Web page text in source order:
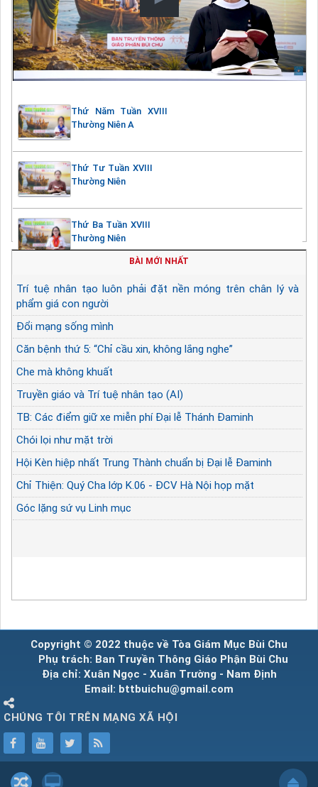
Thứ Năm Tuần XVIII
Thường Niên A
Thứ Tư Tuần XVIII
Thường Niên
Thứ Ba Tuần XVIII
Thường Niên
BÀI MỚI NHẤT
Trí tuệ nhân tạo luôn phải đặt nền móng trên chân lý và
phẩm giá con người
Đổi mạng sống mình
Căn bệnh thứ 5: “Chỉ cầu xin, không lắng nghe”
Che mà không khuất
Truyền giáo và Trí tuệ nhân tạo (AI)
TB: Các điểm giữ xe miễn phí Đại lễ Thánh Đaminh
Chói lọi như mặt trời
Hội Kèn hiệp nhất Trung Thành chuẩn bị Đại lễ Đaminh
Chỉ Thiện: Quý Cha lớp K.06 - ĐCV Hà Nội họp mặt
Góc lặng sứ vụ Linh mục
Copyright © 2022 thuộc về Tòa Giám Mục Bùi Chu
Phụ trách: Ban Truyền Thông Giáo Phận Bùi Chu
Địa chỉ: Xuân Ngọc - Xuân Trường - Nam Định
Email: bttbuichu@gmail.com
CHÚNG TÔI TRÊN MẠNG XÃ HỘI